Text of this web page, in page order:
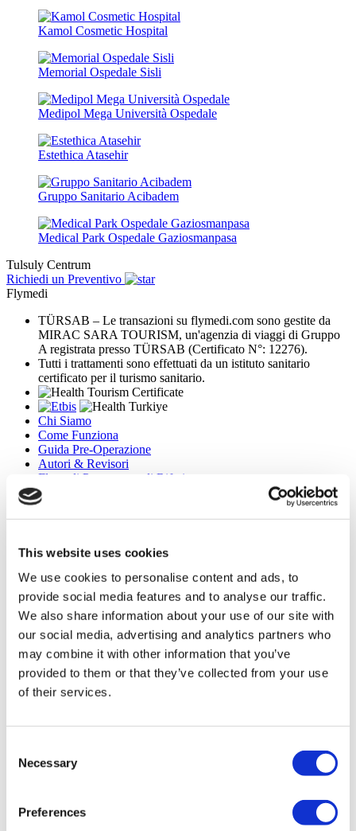
This website uses cookies
We use cookies to personalise content and ads, to
provide social media features and to analyse our traffic.
We also share information about your use of our site with
our social media, advertising and analytics partners who
may combine it with other information that you’ve
provided to them or that they’ve collected from your use
of their services.
Selection
Necessary
Preferences
Kamol Cosmetic Hospital
Memorial Ospedale Sisli
Medipol Mega Università Ospedale
Estethica Atasehir
Gruppo Sanitario Acibadem
Medical Park Ospedale Gaziosmanpasa
Tulsuly Centrum
Richiedi un Preventivo
Flymedi
TÜRSAB – Le transazioni su flymedi.com sono gestite da
MIRAC SARA TOURISM, un'agenzia di viaggi di Gruppo
A registrata presso TÜRSAB (Certificato N°: 12276).
Tutti i trattamenti sono effettuati da un istituto sanitario
certificato per il turismo sanitario.
Chi Siamo
Come Funziona
Guida Pre-Operazione
Autori & Revisori
Flymedi Programma di Riferimento
Piani Di Pagamento
Carriere
FAQ
Informativa sulla Privacy
Politica di Cancellazione
Contattaci
Mexico Cliniche